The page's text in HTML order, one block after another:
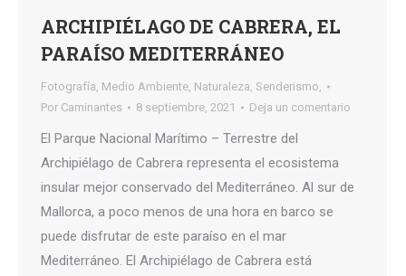
ARCHIPIÉLAGO DE CABRERA, EL
PARAÍSO MEDITERRÁNEO
Fotografía, Medio Ambiente, Naturaleza, Senderismo,
Por Caminantes 8 septiembre, 2021 Deja un comentario
El Parque Nacional Marítimo – Terrestre del
Archipiélago de Cabrera representa el ecosistema
insular mejor conservado del Mediterráneo. Al sur de
Mallorca, a poco menos de una hora en barco se
puede disfrutar de este paraíso en el mar
Mediterráneo. El Archipiélago de Cabrera está